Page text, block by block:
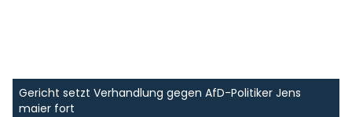
Gericht setzt Verhandlung gegen AfD-Politiker Jens
maier fort